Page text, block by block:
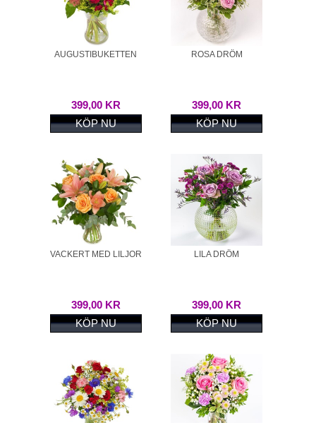
AUGUSTIBUKETTEN
399,00 KR
KÖP NU
ROSA DRÖM
399,00 KR
KÖP NU
VACKERT MED LILJOR
399,00 KR
KÖP NU
LILA DRÖM
399,00 KR
KÖP NU